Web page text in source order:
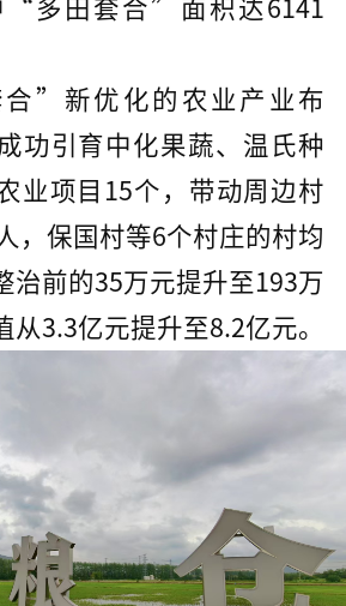
“多田套合”面积达6141
”新优化的农业产业布
功引育中化果蔬、温氏种
业项目15个，带动周边村
，保国村等6个村庄的村均
治前的35万元提升至193万
从3.3亿元提升至8.2亿元。